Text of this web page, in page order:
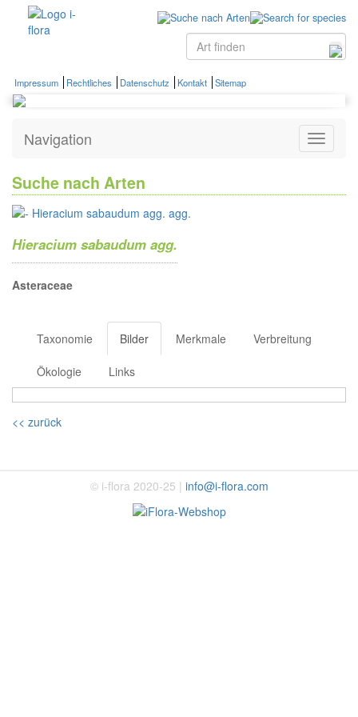
Impressum Rechtliches Datenschutz Kontakt Sitemap
Zeige
Navigation
Suche nach Arten
Hieracium sabaudum agg.
Asteraceae
Taxonomie Bilder Merkmale Verbreitung
Ökologie Links
<< zurück
© i-flora 2020-25 | info@i-flora.com